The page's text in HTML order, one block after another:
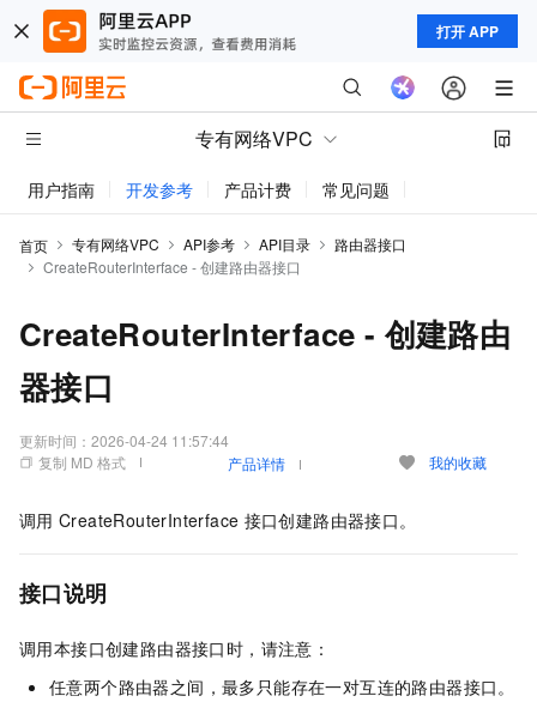
打开 APP
专有网络VPC
用户指南 开发参考 产品计费 常见问题
首页 专有网络VPC API参考 API目录
路由器接口
CreateRouterInterface - 创建路由器接口
CreateRouterInterface - 创建路由
器接口
更新时间： 2026-04-24 11:57:44
复制 MD 格式
产品详情 我的收藏
调用 CreateRouterInterface 接口创建路由器接口。
接口说明
调用本接口创建路由器接口时，请注意：
任意两个路由器之间，最多只能存在一对互连的路由器接口。